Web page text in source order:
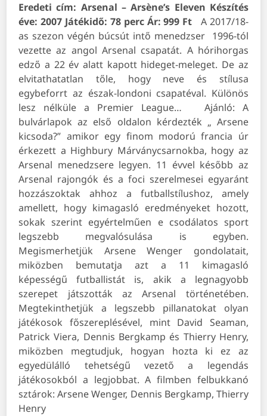
Eredeti cím: Arsenal – Arsène’s Eleven Készítés
éve: 2007 Játékidő: 78 perc Ár: 999 Ft A 2017/18-
as szezon végén búcsút intő menedzser 1996-tól
vezette az angol Arsenal csapatát. A hórihorgas
edző a 22 év alatt kapott hideget-meleget. De az
elvitathatatlan tőle, hogy neve és stílusa
egybeforrt az észak-londoni csapatéval. Különös
lesz nélküle a Premier League… Ajánló: A
bulvárlapok az első oldalon kérdezték „ Arsene
kicsoda?” amikor egy finom modorú francia úr
érkezett a Highbury Márványcsarnokba, hogy az
Arsenal menedzsere legyen. 11 évvel később az
Arsenal rajongók és a foci szerelmesei egyaránt
hozzászoktak ahhoz a futballstílushoz, amely
amellett, hogy kimagasló eredményeket hozott,
sokak szerint egyértelműen e csodálatos sport
legszebb megvalósulása is egyben.
Megismerhetjük Arsene Wenger gondolatait,
miközben bemutatja azt a 11 kimagasló
képességű futballistát is, akik a legnagyobb
szerepet játszották az Arsenal történetében.
Megtekinthetjük a legszebb pillanatokat olyan
játékosok főszereplésével, mint David Seaman,
Patrick Viera, Dennis Bergkamp és Thierry Henry,
miközben megtudjuk, hogyan hozta ki ez az
egyedülálló tehetségű vezető a legendás
játékosokból a legjobbat. A filmben felbukkanó
sztárok: Arsene Wenger, Dennis Bergkamp, Thierry
Henry